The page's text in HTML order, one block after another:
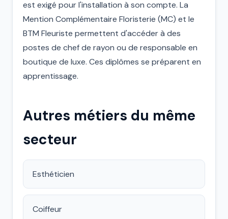
est exigé pour l'installation à son compte. La
Mention Complémentaire Floristerie (MC) et le
BTM Fleuriste permettent d'accéder à des
postes de chef de rayon ou de responsable en
boutique de luxe. Ces diplômes se préparent en
apprentissage.
Autres métiers du même
secteur
Esthéticien
Coiffeur